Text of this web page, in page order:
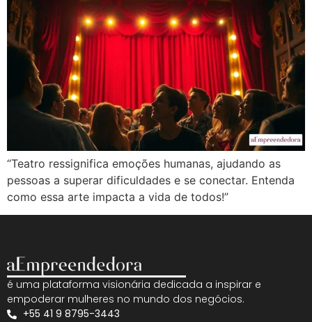
“Teatro ressignifica emoções humanas, ajudando as
pessoas a superar dificuldades e se conectar. Entenda
como essa arte impacta a vida de todos!”
é uma plataforma visionária dedicada a inspirar e
empoderar mulheres no mundo dos negócios.
+55 41 9 8795-3443